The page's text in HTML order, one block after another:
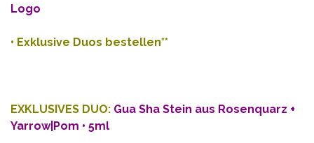
Logo
• Exklusive Duos bestellen**
EXKLUSIVES DUO: Gua Sha Stein aus Rosenquarz +
Yarrow|Pom • 5ml